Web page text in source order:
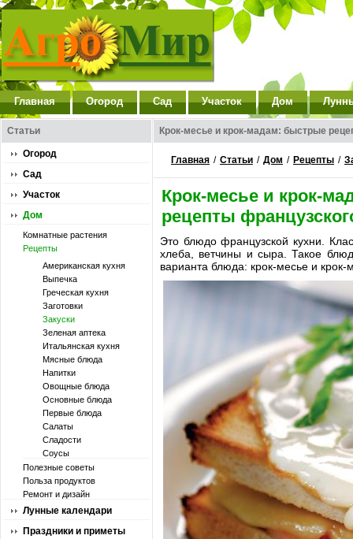
Главная Огород Сад Участок Дом
Статьи
Огород
Сад
Участок
Дом
Комнатные растения
Рецепты
Американская кухня
Выпечка
Греческая кухня
Заготовки
Закуски
Зеленая аптека
Итальянская кухня
Мясные блюда
Напитки
Овощные блюда
Основные блюда
Первые блюда
Салаты
Сладости
Соусы
Полезные советы
Польза продуктов
Ремонт и дизайн
Лунные календари
Праздники и приметы
Крок-месье и крок-мадам: быстрые
Главная / Статьи / Дом / Рецепты /
Крок-месье и крок-
рецепты
Это блюдо французской кухни.
хлеба, ветчины и сыра. Такое
варианта блюда: крок-месье и